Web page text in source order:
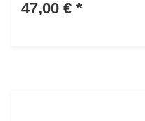
47,00 € *